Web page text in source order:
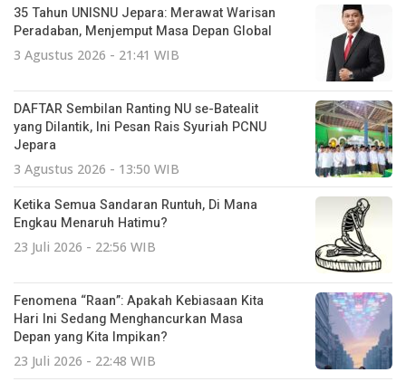
35 Tahun UNISNU Jepara: Merawat Warisan
Peradaban, Menjemput Masa Depan Global
3 Agustus 2026 - 21:41 WIB
DAFTAR Sembilan Ranting NU se-Batealit
yang Dilantik, Ini Pesan Rais Syuriah PCNU
Jepara
3 Agustus 2026 - 13:50 WIB
Ketika Semua Sandaran Runtuh, Di Mana
Engkau Menaruh Hatimu?
23 Juli 2026 - 22:56 WIB
Fenomena “Raan”: Apakah Kebiasaan Kita
Hari Ini Sedang Menghancurkan Masa
Depan yang Kita Impikan?
23 Juli 2026 - 22:48 WIB